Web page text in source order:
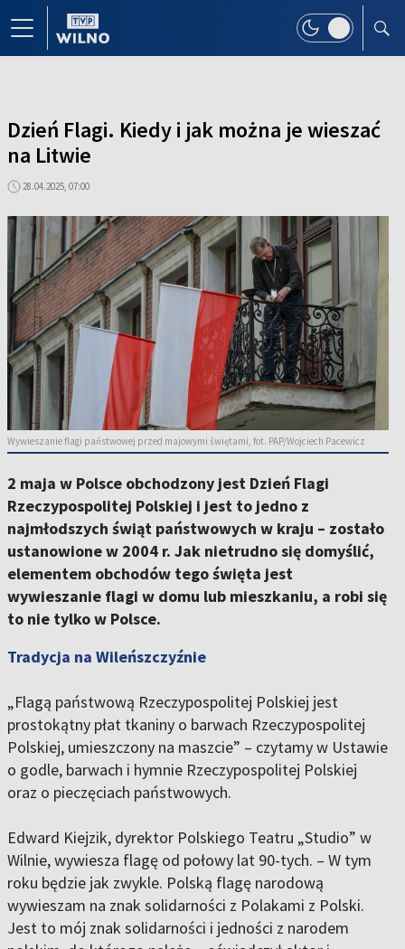
Dzień Flagi. Kiedy i jak można je wieszać
na Litwie
28.04.2025, 07:00
Wywieszanie flagi państwowej przed majowymi świętami, fot. PAP/Wojciech Pacewicz
2 maja w Polsce obchodzony jest Dzień Flagi
Rzeczypospolitej Polskiej i jest to jedno z
najmłodszych świąt państwowych w kraju – zostało
ustanowione w 2004 r. Jak nietrudno się domyślić,
elementem obchodów tego święta jest
wywieszanie flagi w domu lub mieszkaniu, a robi się
to nie tylko w Polsce.
Tradycja na Wileńszczyźnie
„Flagą państwową Rzeczypospolitej Polskiej jest
prostokątny płat tkaniny o barwach Rzeczypospolitej
Polskiej, umieszczony na maszcie” – czytamy w Ustawie
o godle, barwach i hymnie Rzeczypospolitej Polskiej
oraz o pieczęciach państwowych.
Edward Kiejzik, dyrektor Polskiego Teatru „Studio” w
Wilnie, wywiesza flagę od połowy lat 90-tych. – W tym
roku będzie jak zwykle. Polską flagę narodową
wywieszam na znak solidarności z Polakami z Polski.
Jest to mój znak solidarności i jedności z narodem